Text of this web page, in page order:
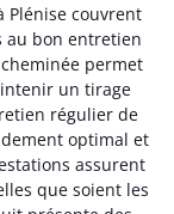
Plénise couvrent
au bon entretien
permet
un tirage
régulier de
optimal et
assurent
que soient les